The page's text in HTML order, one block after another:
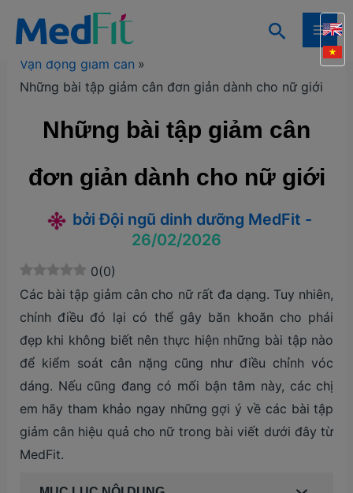
dung
Tìm
kiếm
Trang chủ Kiến thức
Kiến thức giảm cân
Vận động giảm cân
Những bài tập giảm cân đơn giản dành cho nữ giới
Những bài tập giảm cân
đơn giản dành cho nữ giới
bởi Đội ngũ dinh dưỡng MedFit -
26/02/2026
0(0)
Các bài tập giảm cân cho nữ rất đa dạng. Tuy nhiên,
chính điều đó lại có thể gây băn khoăn cho phái
đẹp khi không biết nên thực hiện những bài tập nào
để kiểm soát cân nặng cũng như điều chỉnh vóc
dáng. Nếu cũng đang có mối bận tâm này, các chị
em hãy tham khảo ngay những gợi ý về các bài tập
giảm cân hiệu quả cho nữ trong bài viết dưới đây từ
MedFit.